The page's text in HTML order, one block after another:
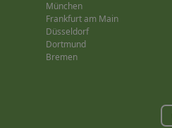
München
Frankfurt am Main
Düsseldorf
Dortmund
Bremen